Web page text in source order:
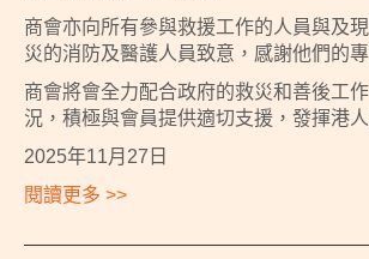
商會亦向所有參與救援工作的人員與及
災的消防及醫護人員致意，感謝他們的
商會將會全力配合政府的救災和善後工
況，積極與會員提供適切支援，發揮港
2025年11月27日
閱讀更多 >>